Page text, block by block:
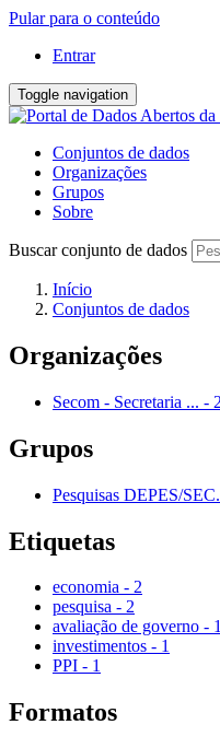
Pular para o conteúdo
Entrar
Toggle navigation
Conjuntos de dados
Organizações
Grupos
Sobre
Buscar conjunto de dados
Início
Conjuntos de dados
Organizações
Secom - Secretaria ... - 2
Grupos
Pesquisas DEPES/
Etiquetas
economia - 2
pesquisa - 2
avaliação de governo - 1
investimentos - 1
PPI - 1
Formatos